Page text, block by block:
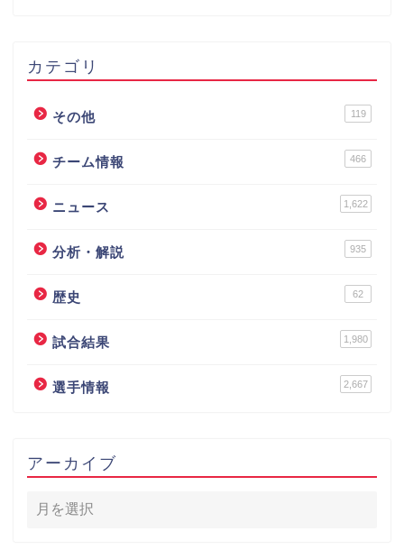
カテゴリ
その他 119
チーム情報 466
ニュース 1,622
分析・解説 935
歴史 62
試合結果 1,980
選手情報 2,667
アーカイブ